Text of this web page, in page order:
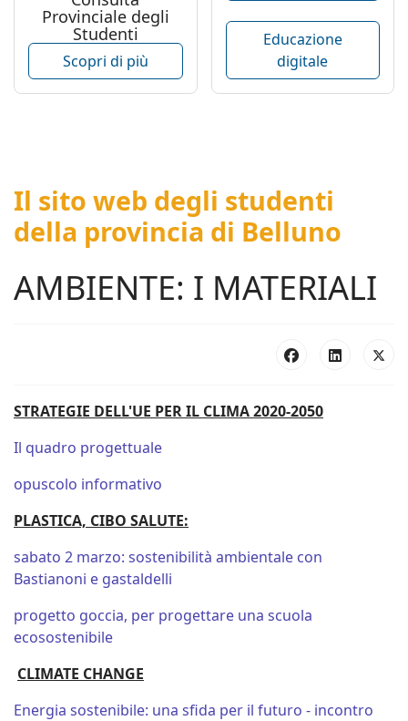
Provinciale degli
Studenti
Scopri di più
Educazione
digitale
Il sito web degli studenti
della provincia di Belluno
AMBIENTE: I MATERIALI
STRATEGIE DELL'UE PER IL CLIMA 2020-2050
Il quadro progettuale
opuscolo informativo
PLASTICA, CIBO SALUTE:
sabato 2 marzo: sostenibilità ambientale con
Bastianoni e gastaldelli
progetto goccia, per progettare una scuola
ecosostenibile
CLIMATE CHANGE
Energia sostenibile: una sfida per il futuro - incontro